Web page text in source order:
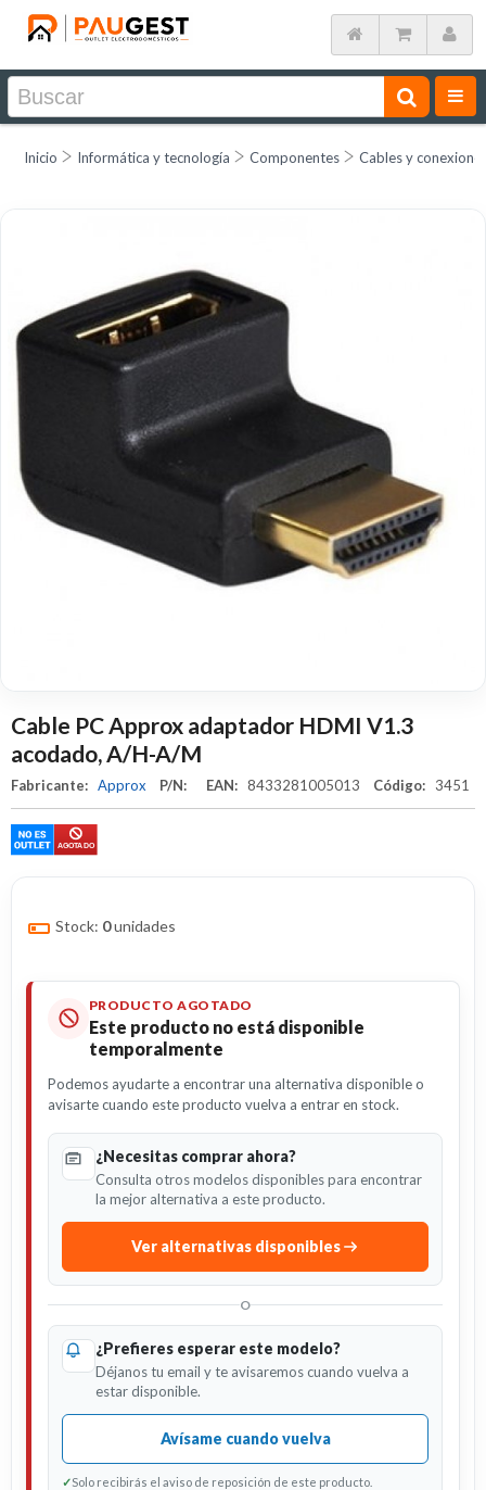
Inicio Informática y tecnología Componentes Cables y
Cable PC Approx adaptador HDMI V1.3
acodado, A/H-A/M
Fabricante: Approx P/N: EAN: 8433281005013 Código: 3451
Stock: 0unidades
PRODUCTO AGOTADO
Este producto no está disponible
temporalmente
Podemos ayudarte a encontrar una alternativa disponible o
avisarte cuando este producto vuelva a entrar en stock.
¿Necesitas comprar ahora?
Consulta otros modelos disponibles para encontrar
la mejor alternativa a este producto.
Ver alternativas disponibles
O
¿Prefieres esperar este modelo?
Déjanos tu email y te avisaremos cuando vuelva a
estar disponible.
Avísame cuando vuelva
✓Solo recibirás el aviso de reposición de este producto.